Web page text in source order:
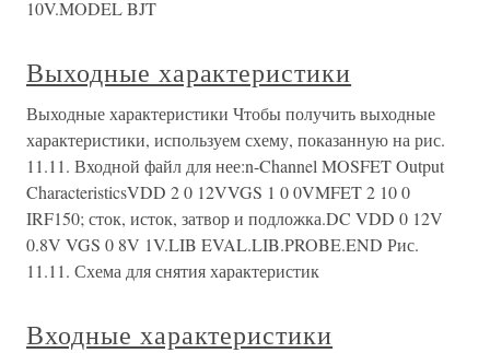
10V.MODEL BJT
Выходные характеристики
Выходные характеристики Чтобы получить выходные
характеристики, используем схему, показанную на рис.
11.11. Входной файл для нее:n-Channel MOSFET Output
CharacteristicsVDD 2 0 12VVGS 1 0 0VMFET 2 10 0
IRF150; сток, исток, затвор и подложка.DC VDD 0 12V
0.8V VGS 0 8V 1V.LIB EVAL.LIB.PROBE.END Рис.
11.11. Схема для снятия характеристик
Входные характеристики